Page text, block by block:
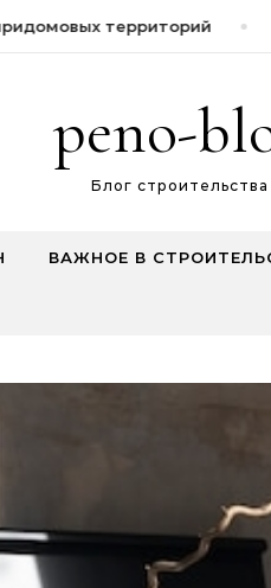
территорий
peno-
Блог
ВАЖНОЕ В